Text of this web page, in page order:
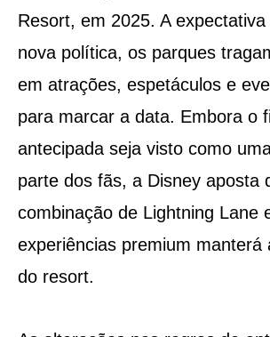
Resort, em 2025. A
nova política, os parques
em atrações, espetáculos e
para marcar a data. Embora o
antecipada seja visto como
parte dos fãs, a Disney aposta
combinação de Lightning Lane
experiências premium manterá
do resort.